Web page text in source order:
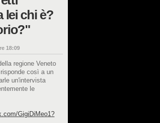
lei chi è?
18:09
regione Veneto
così a un
un'intervista
le
GigiDiMeo1?